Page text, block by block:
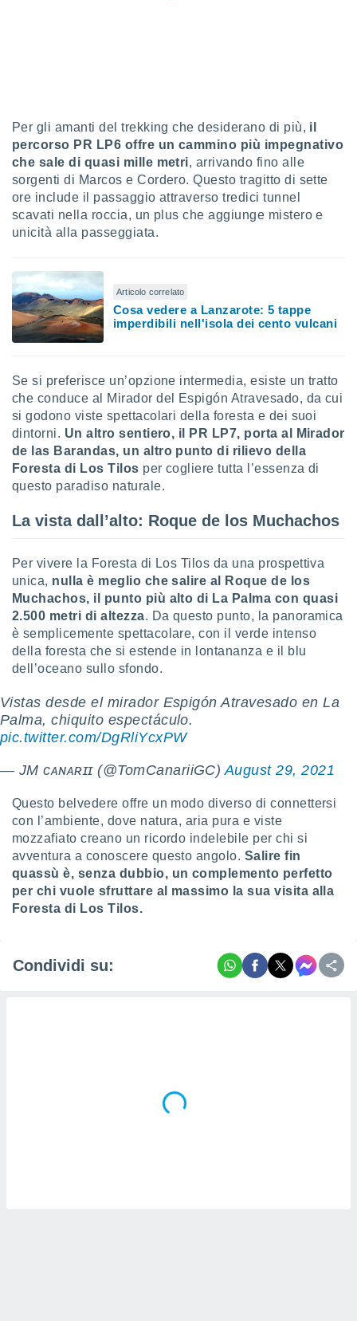
dei
il
o la
di
per la
dei
del
delle
nostri
Per gli amanti del trekking che desiderano di più, il
percorso PR LP6 offre un cammino più impegnativo
che sale di quasi mille metri, arrivando fino alle
sorgenti di Marcos e Cordero. Questo tragitto di sette
ore include il passaggio attraverso tredici tunnel
scavati nella roccia, un plus che aggiunge mistero e
unicità alla passeggiata.
Articolo correlato
Cosa vedere a Lanzarote: 5 tappe
imperdibili nell'isola dei cento vulcani
Se si preferisce un’opzione intermedia, esiste un tratto
che conduce al Mirador del Espigón Atravesado, da cui
si godono viste spettacolari della foresta e dei suoi
dintorni. Un altro sentiero, il PR LP7, porta al Mirador
de las Barandas, un altro punto di rilievo della
Foresta di Los Tilos per cogliere tutta l’essenza di
questo paradiso naturale.
La vista dall’alto: Roque de los Muchachos
Per vivere la Foresta di Los Tilos da una prospettiva
unica, nulla è meglio che salire al Roque de los
Muchachos, il punto più alto di La Palma con quasi
2.500 metri di altezza. Da questo punto, la panoramica
è semplicemente spettacolare, con il verde intenso
della foresta che si estende in lontananza e il blu
dell’oceano sullo sfondo.
Vistas desde el mirador Espigón Atravesado en La
Palma, chiquito espectáculo.
pic.twitter.com/DgRliYcxPW
— JM ᴄᴀɴᴀʀɪɪ (@TomCanariiGC)August 29, 2021
Questo belvedere offre un modo diverso di connettersi
con l’ambiente, dove natura, aria pura e viste
mozzafiato creano un ricordo indelebile per chi si
avventura a conoscere questo angolo. Salire fin
quassù è, senza dubbio, un complemento perfetto
per chi vuole sfruttare al massimo la sua visita alla
Foresta di Los Tilos.
Condividi su: